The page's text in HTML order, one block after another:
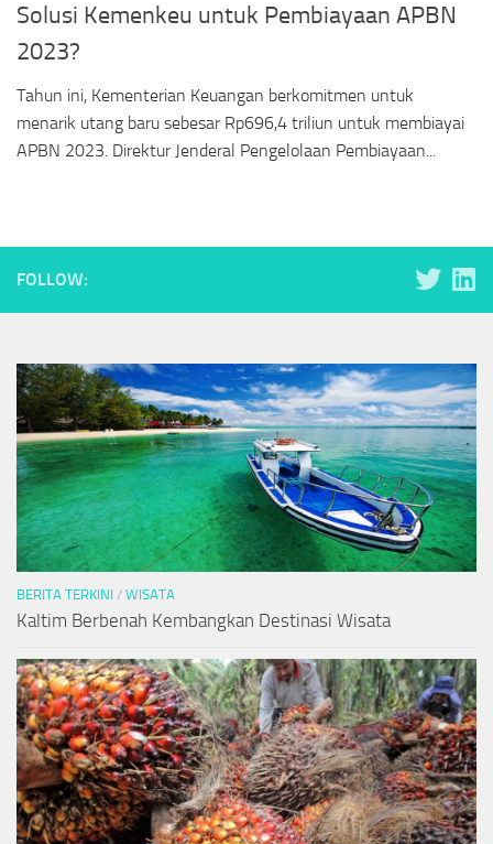
Solusi Kemenkeu untuk Pembiayaan APBN
2023?
Tahun ini, Kementerian Keuangan berkomitmen untuk
menarik utang baru sebesar Rp696,4 triliun untuk membiayai
APBN 2023. Direktur Jenderal Pengelolaan Pembiayaan...
FOLLOW:
BERITA TERKINI / WISATA
Kaltim Berbenah Kembangkan Destinasi Wisata